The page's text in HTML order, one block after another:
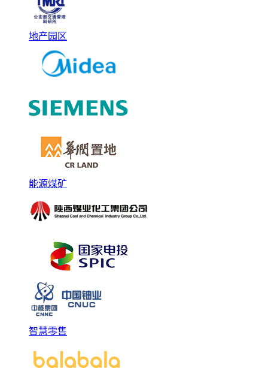
地产园区
能源煤矿
智慧零售